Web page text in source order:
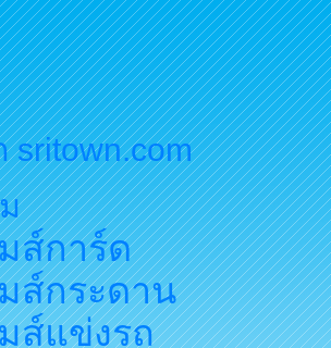
sritown.com
ส์การ์ด
ส์กระดาน
ส์แข่งรถ